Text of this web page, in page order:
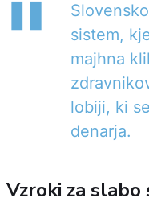
sistem,
majhna
lobiji, ki
denarja.
Vzroki za